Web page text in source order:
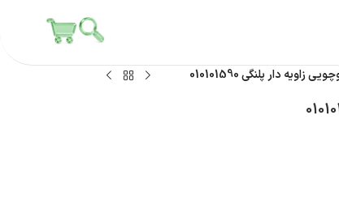
دار پلنگی 010101590